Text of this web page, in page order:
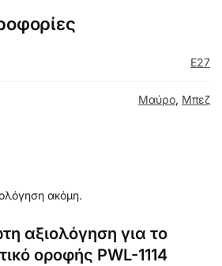
E27
Μαύρο, Μπεζ
ακόμη.
αξιολόγηση για το
οροφής PWL-1114